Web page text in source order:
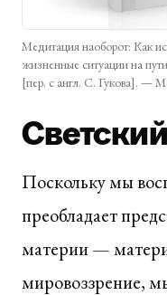
Медитация наоборот: Как
жизненные ситуации на
[пер. с англ. С. Гукова]. —
Поскольку мы
преобладает
материи —
мировоззрение,